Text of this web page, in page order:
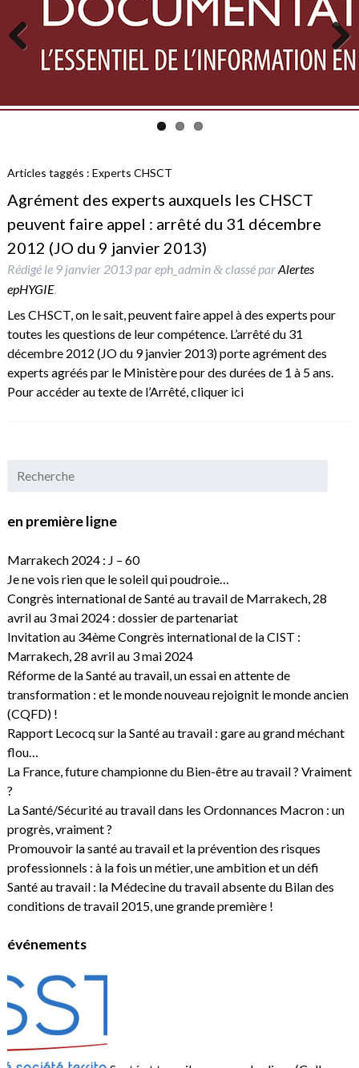
Previous Next
Articles taggés : Experts CHSCT
Agrément des experts auxquels les CHSCT
peuvent faire appel : arrêté du 31 décembre
2012 (JO du 9 janvier 2013)
Rédigé le 9 janvier 2013pareph_admin &classé parAlertes
epHYGIE.
Les CHSCT, on le sait, peuvent faire appel à des experts pour
toutes les questions de leur compétence. L’arrêté du 31
décembre 2012 (JO du 9 janvier 2013) porte agrément des
experts agréés par le Ministère pour des durées de 1 à 5 ans.
Pour accéder au texte de l’Arrêté, cliquer ici
en première ligne
Marrakech 2024 : J – 60
Je ne vois rien que le soleil qui poudroie…
Congrès international de Santé au travail de Marrakech, 28
avril au 3 mai 2024 : dossier de partenariat
Invitation au 34ème Congrès international de la CIST :
Marrakech, 28 avril au 3 mai 2024
Réforme de la Santé au travail, un essai en attente de
transformation : et le monde nouveau rejoignit le monde ancien
(CQFD) !
Rapport Lecocq sur la Santé au travail : gare au grand méchant
flou…
La France, future championne du Bien-être au travail ? Vraiment
?
La Santé/Sécurité au travail dans les Ordonnances Macron : un
progrès, vraiment ?
Promouvoir la santé au travail et la prévention des risques
professionnels : à la fois un métier, une ambition et un défi
Santé au travail : la Médecine du travail absente du Bilan des
conditions de travail 2015, une grande première !
événements